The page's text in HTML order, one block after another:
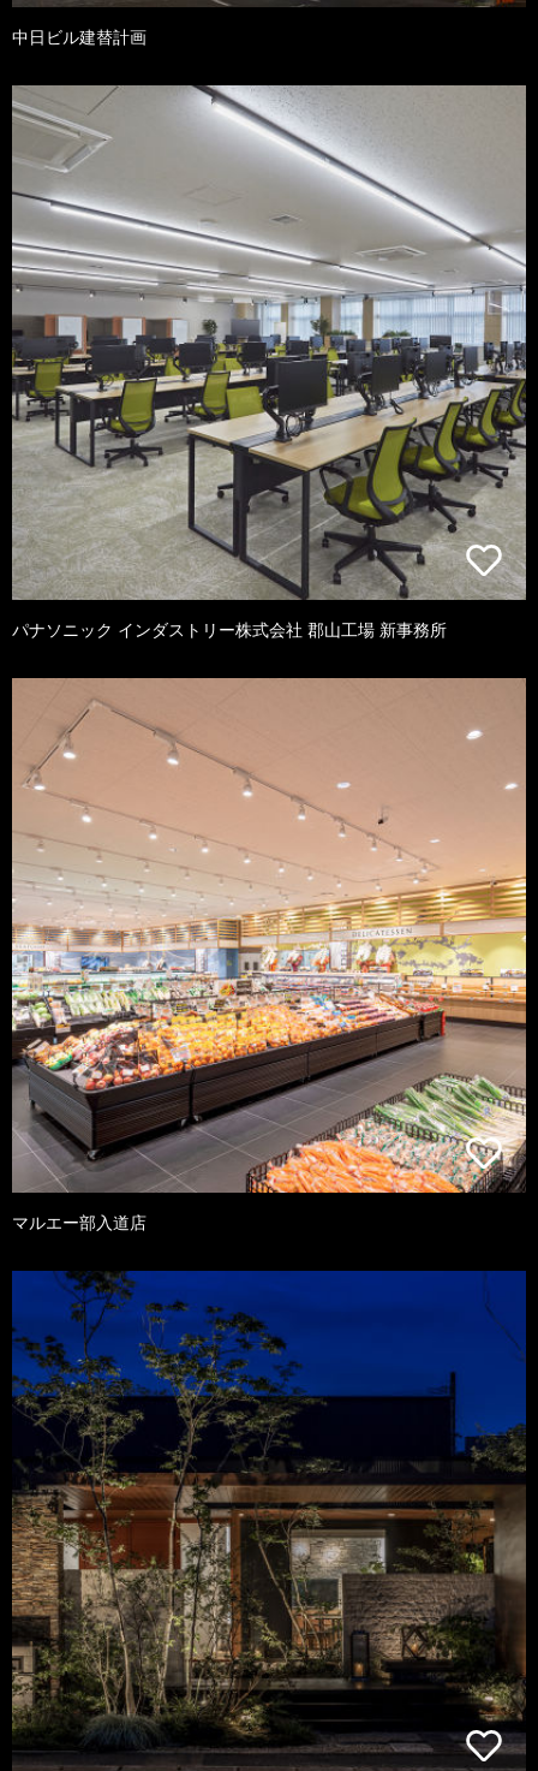
中日ビル建替計画
パナソニック インダストリー株式会社 郡山工場 新事務所
マルエー部入道店